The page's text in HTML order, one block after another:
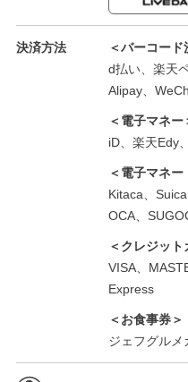
決済方法
＜バーコード
d払い、楽天
Alipay、
＜電子マネー
iD、楽天Edy
＜電子マネー
Kitaca、
OCA、
＜クレジット
VISA、
Express
＜お食事券＞
ジェフグルメ